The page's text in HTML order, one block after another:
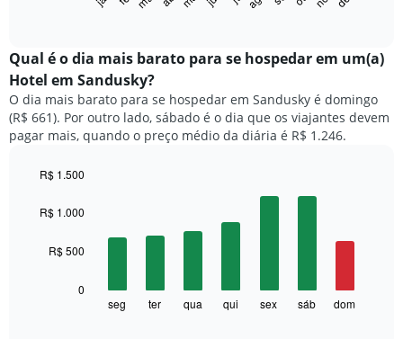
exibe
o
preço
médio
de
um
mês
gráfico
tem
Qual é o dia mais barato para se hospedar em um(a)
Hotel em Sandusky?
O dia mais barato para se hospedar em Sandusky é domingo
(R$ 661). Por outro lado, sábado é o dia que os viajantes devem
pagar mais, quando o preço médio da diária é R$ 1.246.
chart
with
bars.
graphic.
seg ter qua qui sex sáb dom
0
R$ 500
R$ 1.000
R$ 1.500